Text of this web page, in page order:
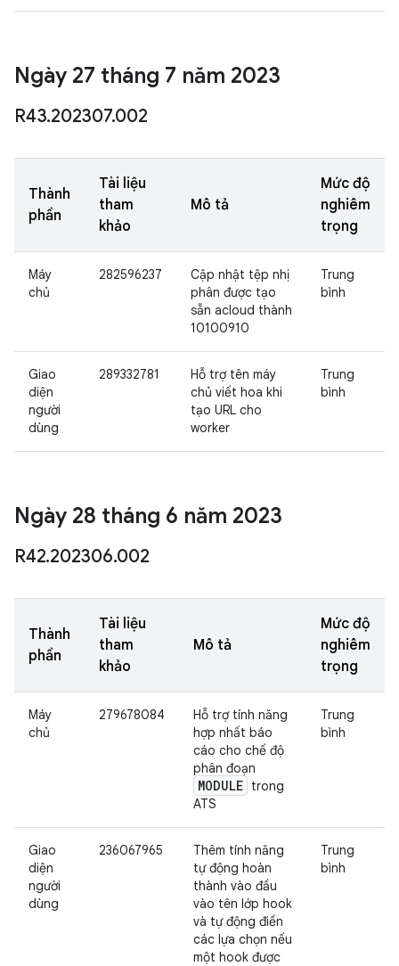
Ngày 27 tháng 7 năm 2023
R43.202307.002
Thành
phần
Tài liệu
tham
khảo
Mô tả
Mức độ
nghiêm
trọng
Máy
chủ
282596237
Cập nhật tệp nhị
phân được tạo
sẵn acloud thành
10100910
Trung
bình
Giao
diện
người
dùng
289332781
Hỗ trợ tên máy
chủ viết hoa khi
tạo URL cho
worker
Trung
bình
Ngày 28 tháng 6 năm 2023
R42.202306.002
Thành
phần
Tài liệu
tham
khảo
Mô tả
Mức độ
nghiêm
trọng
Máy
chủ
279678084
Hỗ trợ tính năng
hợp nhất báo
cáo cho chế độ
phân đoạn
MODULE trong
ATS
Trung
bình
Giao
diện
người
dùng
236067965
Thêm tính năng
tự động hoàn
thành vào đầu
vào tên lớp hook
và tự động điền
các lựa chọn nếu
một hook được
Trung
bình